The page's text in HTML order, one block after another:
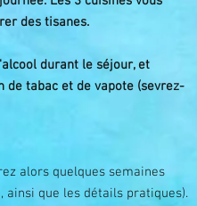
des tisanes.
durant le séjour, et
tabac et de vapote (sevrez-
alors quelques semaines
ainsi que les détails pratiques).